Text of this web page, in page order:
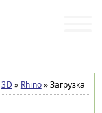
3D » Rhino»Загрузка